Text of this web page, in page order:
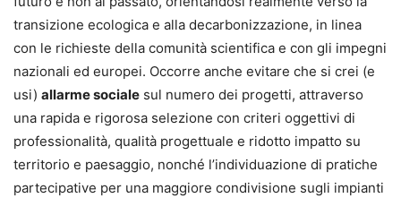
transizione ecologica e alla decarbonizzazione, in linea
con le richieste della comunità scientifica e con gli impegni
nazionali ed europei. Occorre anche evitare che si crei (e
usi) allarme sociale sul numero dei progetti, attraverso
una rapida e rigorosa selezione con criteri oggettivi di
professionalità, qualità progettuale e ridotto impatto su
territorio e paesaggio, nonché l’individuazione di pratiche
partecipative per una maggiore condivisione sugli impianti